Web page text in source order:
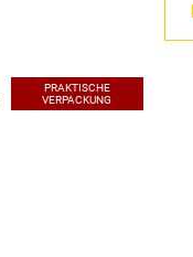
PRAKTISCHE
VERPACKUNG